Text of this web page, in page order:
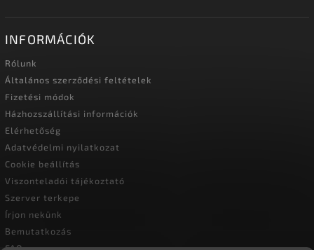
INFORMÁCIÓK
Rólunk
Általános szerződési feltételek
Fizetési módok
Házhozszállítási információk
Elérhetőség
Adatvédelmi nyilatkozat
Cookie beállítás
Viszonteladói tájékoztató
Szerver terkepe
Írjon nekünk
Bemutatkozás
FAQ